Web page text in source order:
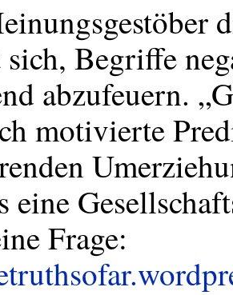
Begriffe
abzufeuern.
motivierte
eine
Frage: